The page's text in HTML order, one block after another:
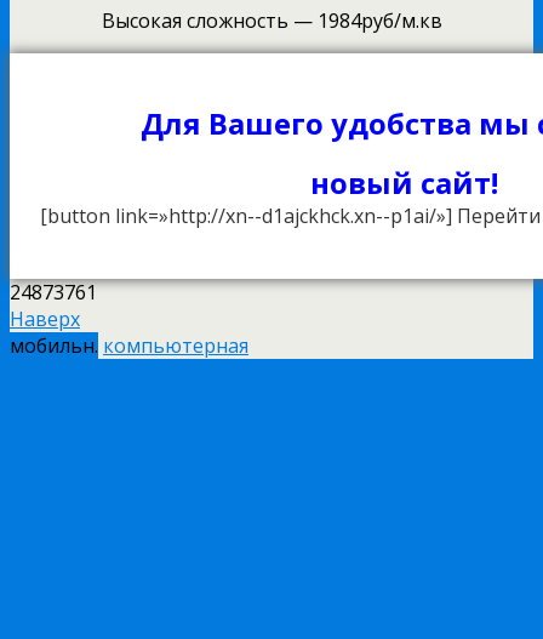
Высокая сложность — 1984руб/м.кв
Для Вашего удобства мы
новый сайт!
[button link=»http://xn--d1ajckhck.xn--p1ai/»]
24873761
Наверх
мобильн. компьютерная